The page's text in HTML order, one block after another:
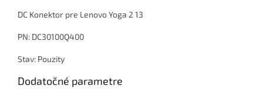
DC Konektor pre Lenovo Yoga 2 13
PN: DC30100Q400
Stav: Pouzity
Dodatočné parametre